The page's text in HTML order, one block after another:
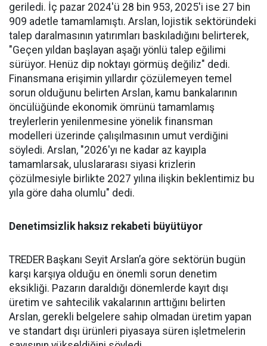
geriledi. İç pa­zar 2024'ü 28 bin 953, 2025'i ise 27 bin
909 adetle tamamlamış­tı. Arslan, lojistik sektöründeki
talep daralmasının yatırımları baskıladığını belirterek,
"Geçen yıldan başlayan aşağı yönlü talep eğilimi
sürüyor. Henüz dip nok­tayı görmüş değiliz" dedi.
Finans­mana erişimin yıllardır çözüle­meyen temel
sorun olduğunu be­lirten Arslan, kamu bankalarının
öncülüğünde ekonomik ömrü­nü tamamlamış
treylerlerin ye­nilenmesine yönelik finansman
modelleri üzerinde çalışılması­nın umut verdiğini
söyledi. Ars­lan, "2026'yı ne kadar az kayıpla
tamamlarsak, uluslararası siya­si krizlerin
çözülmesiyle birlik­te 2027 yılına ilişkin beklentimiz bu
yıla göre daha olumlu" dedi.
Denetimsizlik haksız rekabeti büyütüyor
TREDER Başkanı Seyit Arslan’a göre sektörün bugün
karşı karşıya olduğu en önemli sorun denetim
eksikliği. Pazarın daraldığı dönemlerde kayıt dışı
üretim ve sahtecilik vakalarının arttığını belirten
Arslan, gerekli belgelere sahip olmadan üretim yapan
ve standart dışı ürünleri piyasaya süren işletmelerin